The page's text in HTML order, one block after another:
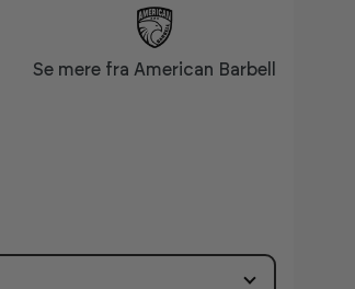
Se mere fra American Barbell